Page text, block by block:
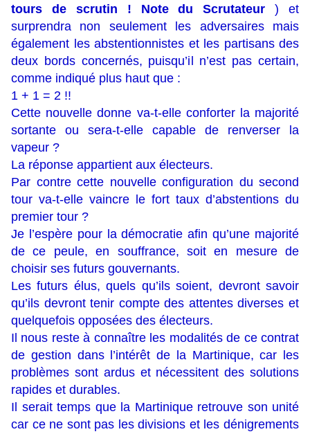
tours de scrutin ! Note du Scrutateur ) et
surprendra non seulement les adversaires mais
également les abstentionnistes et les partisans des
deux bords concernés, puisqu’il n’est pas certain,
comme indiqué plus haut que :
1 + 1 = 2 !!
Cette nouvelle donne va-t-elle conforter la majorité
sortante ou sera-t-elle capable de renverser la
vapeur ?
La réponse appartient aux électeurs.
Par contre cette nouvelle configuration du second
tour va-t-elle vaincre le fort taux d’abstentions du
premier tour ?
Je l’espère pour la démocratie afin qu’une majorité
de ce peule, en souffrance, soit en mesure de
choisir ses futurs gouvernants.
Les futurs élus, quels qu’ils soient, devront savoir
qu’ils devront tenir compte des attentes diverses et
quelquefois opposées des électeurs.
Il nous reste à connaître les modalités de ce contrat
de gestion dans l’intérêt de la Martinique, car les
problèmes sont ardus et nécessitent des solutions
rapides et durables.
Il serait temps que la Martinique retrouve son unité
car ce ne sont pas les divisions et les dénigrements